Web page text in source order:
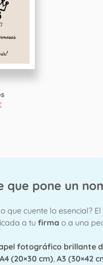
que pone un
que cuente lo esencial? El
a tu firma o a una
fotográfico brillante
A4 (20×30 cm), A3 (30×42